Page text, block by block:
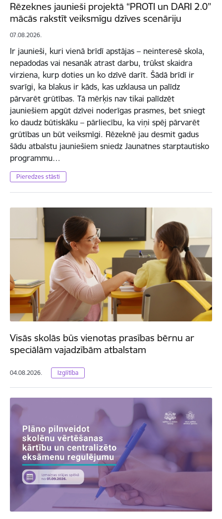
Rēzeknes jaunieši projektā “PROTI un DARI 2.0”
mācās rakstīt veiksmīgu dzīves scenāriju
07.08.2026.
Ir jaunieši, kuri vienā brīdī apstājas – neinteresē skola,
nepadodas vai nesanāk atrast darbu, trūkst skaidra
virziena, kurp doties un ko dzīvē darīt. Šādā brīdī ir
svarīgi, ka blakus ir kāds, kas uzklausa un palīdz
pārvarēt grūtības. Tā mērķis nav tikai palīdzēt
jauniešiem apgūt dzīvei noderīgas prasmes, bet sniegt
ko daudz būtiskāku – pārliecību, ka viņi spēj pārvarēt
grūtības un būt veiksmīgi. Rēzeknē jau desmit gadus
šādu atbalstu jauniešiem sniedz Jaunatnes starptautisko
programmu…
Pieredzes stāsti
Visās skolās būs vienotas prasības bērnu ar
speciālām vajadzībām atbalstam
04.08.2026. Izglītība